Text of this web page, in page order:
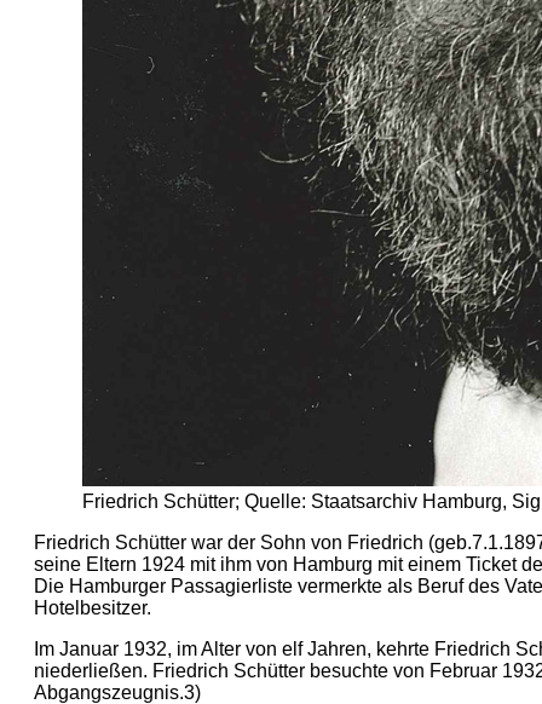
Friedrich Schütter; Quelle: Staatsarchiv Hamburg,
Friedrich Schütter war der Sohn von Friedrich
seine Eltern 1924 mit ihm von Hamburg mit einem Ticket
Die Hamburger Passagierliste vermerkte als Beruf des
Hotelbesitzer.
Im Januar 1932, im Alter von elf Jahren, kehrte Friedrich
niederließen. Friedrich Schütter besuchte von Februar
Abgangszeugnis.3)